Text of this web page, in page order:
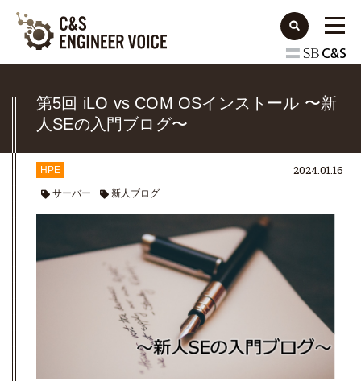
第5回 iLO vs COM OSインストール 〜新
人SEの入門ブログ〜
HPE
サーバー 新人ブログ
2024.01.16